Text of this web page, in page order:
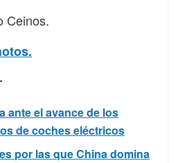
Ceinos.
ante el avance de los
de coches eléctricos
por las que China domina